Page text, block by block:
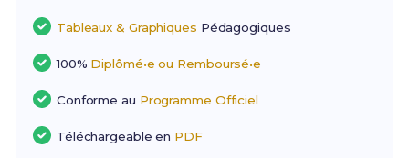
Tableaux & Graphiques Pédagogiques
100% Diplômé•e ou Remboursé•e
Conforme au Programme Officiel
Téléchargeable en PDF